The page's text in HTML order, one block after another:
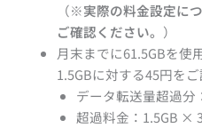
（※実際の料金設定に
ご確認ください。 ）
月末までに61.5GBを使
1.5GBに対する45円を
データ転送量超過分
超過料金：1.5GB ×